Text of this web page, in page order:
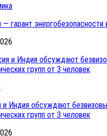
— гарант энергобезопасности
и Индия обсуждают
групп от 3 человек